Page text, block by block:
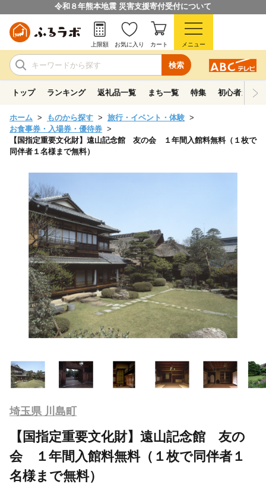
令和８年熊本地震 災害支援寄付受付について
検索
上限額 お気に入り カート メニュー
トップ ランキング 返礼品一覧 まち一覧 特集 初心者ガイド
ホーム ものから探す
旅行・イベント・体験
お食事券・入場券・優待券
【国指定重要文化財】遠山記念館 友の会 １年間入館料無料（１枚で
同伴者１名様まで無料）
埼玉県 川島町
【国指定重要文化財】遠山記念館 友の
会 １年間入館料無料（１枚で同伴者１
名様まで無料）